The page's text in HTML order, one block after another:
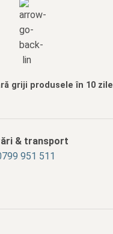
griji produsele în 10 zile
& transport
951 511‬